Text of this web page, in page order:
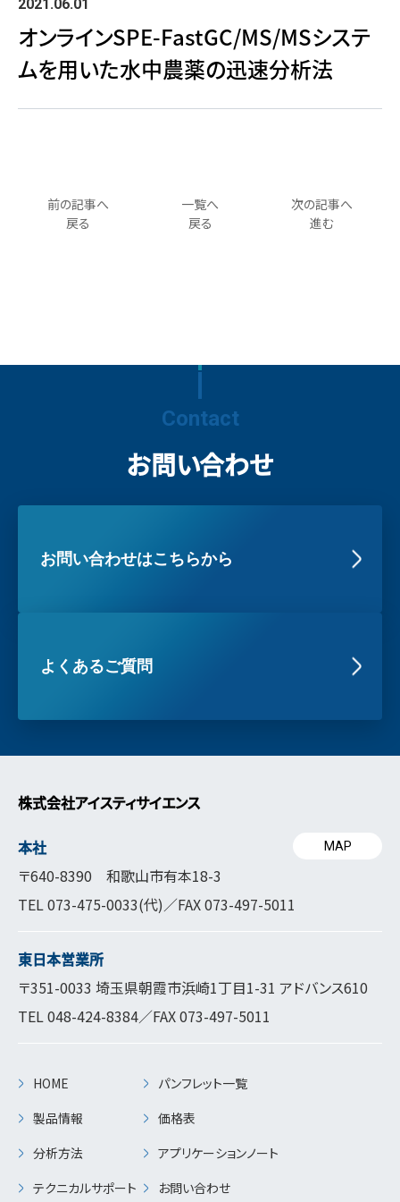
2021.06.01
オンラインSPE-FastGC/MS/MSシステ
ムを用いた水中農薬の迅速分析法
一覧へ
戻る
前の記事へ
戻る
次の記事へ
進む
Contact
お問い合わせ
お問い合わせはこちらから
よくあるご質問
株式会社アイスティサイエンス
本社
〒640-8390 和歌山市有本18-3
TEL073-475-0033(代)／FAX 073-497-5011
MAP
東日本営業所
〒351-0033 埼玉県朝霞市浜崎1丁目1-31 アドバンス610
TEL048-424-8384／FAX 073-497-5011
HOME
製品情報
分析方法
テクニカルサポート
パンフレット一覧
価格表
アプリケーションノート
お問い合わせ